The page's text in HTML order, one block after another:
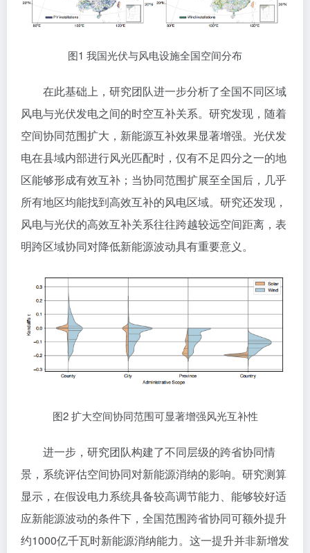
图1 我国光伏与风电设施全国空间分布
在此基础上，研究团队进一步分析了全国不同区域
风电与光伏发电之间的时空互补关系。研究发现，随着
空间协同范围扩大，新能源互补效果显著增强。光伏发
电在县域内部进行风光匹配时，仅有不足四分之一的地
区能够形成有效互补；当协同范围扩展至全国后，几乎
所有地区均能找到高效互补的风电区域。研究还发现，
风电与光伏的高效互补关系往往跨越较远空间距离，表
明跨区域协同对降低新能源波动具有重要意义。
图2 扩大空间协同范围可显著增强风光互补性
进一步，研究团队构建了不同层级的跨省协同情
景，系统评估空间协同对新能源消纳的影响。研究测算
显示，在假设电力系统具备较高调节能力、能够较好适
应新能源波动的条件下，全国范围跨省协同可额外提升
约1000亿千瓦时新能源消纳能力。这一提升并非新增发